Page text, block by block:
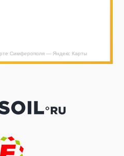
Симферополя — Яндекс Карты